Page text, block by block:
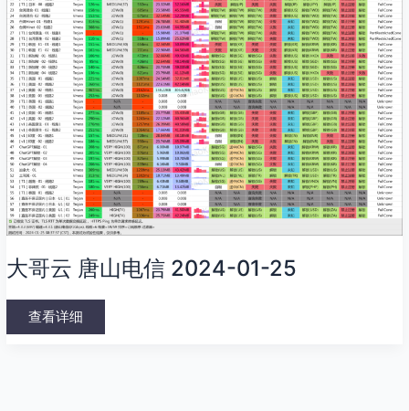
大哥云 唐山电信 2024-01-25
查看详细